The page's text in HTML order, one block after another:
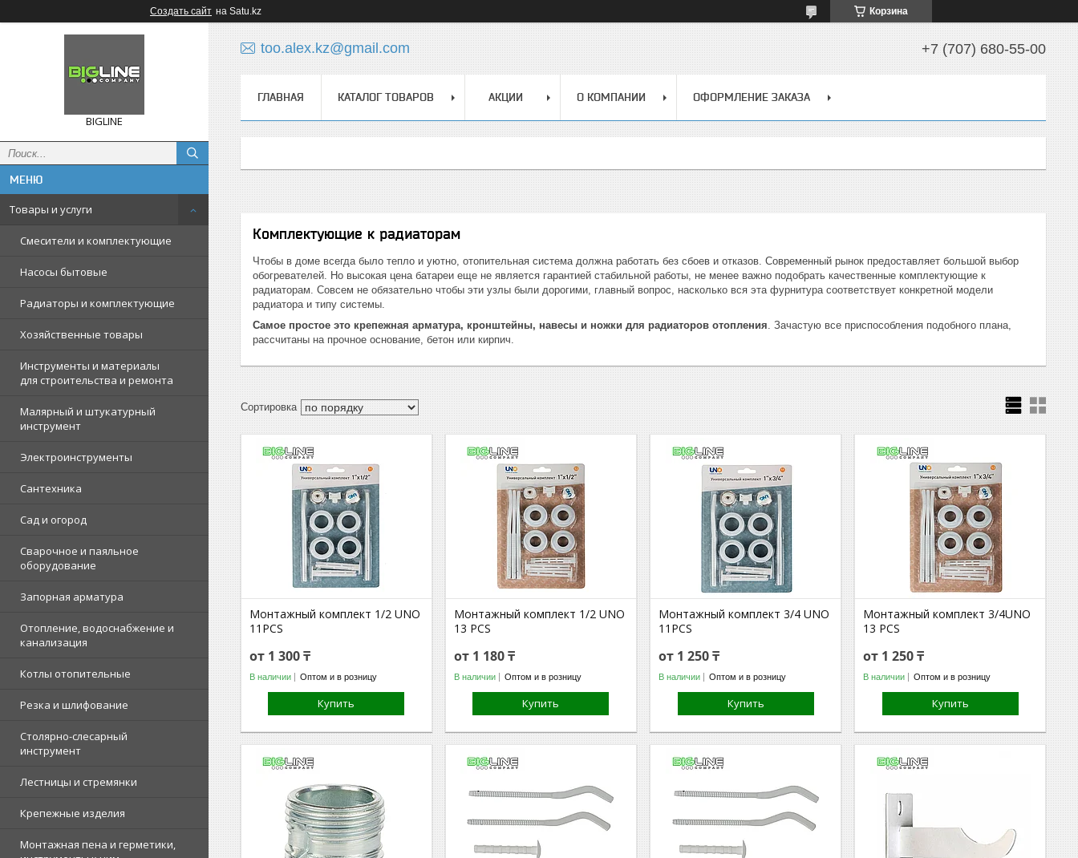
Создать сайт на Satu.kz Корзина
BIGLINE
Товары и услуги
Смесители и комплектующие
Насосы бытовые
Радиаторы и комплектующие
Хозяйственные товары
Инструменты и материалы
для строительства и ремонта
Малярный и штукатурный
инструмент
Электроинструменты
Сантехника
Сад и огород
Сварочное и паяльное
оборудование
Запорная арматура
Отопление, водоснабжение и
канализация
Котлы отопительные
Резка и шлифование
Столярно-слесарный
инструмент
Лестницы и стремянки
Крепежные изделия
Монтажная пена и герметики,
too.alex.kz@gmail.com +7 (707) 680-55-00
ГЛАВНАЯ КАТАЛОГ ТОВАРОВ АКЦИИ О КОМПАНИИ ОФОРМЛЕНИЕ ЗАКАЗА
Комплектующие к радиаторам
Чтобы в доме всегда было тепло и уютно, отопительная система должна работать без сбоев и отказов. Современный рынок предоставляет большой выбор
обогревателей. Но высокая цена батареи еще не является гарантией стабильной работы, не менее важно подобрать качественные комплектующие к
радиаторам. Совсем не обязательно чтобы эти узлы были дорогими, главный вопрос, насколько вся эта фурнитура соответствует конкретной модели
радиатора и типу системы.
Самое простое это крепежная арматура, кронштейны, навесы и ножки для радиаторов отопления. Зачастую все приспособления подобного плана,
рассчитаны на прочное основание, бетон или кирпич.
Монтажный комплект 1/2 UNO
11PCS
от 1 300 ₸
В наличии Оптом и в розницу
Купить
Mонтажный комплект 1/2 UNO
13 PCS
от 1 180 ₸
В наличии Оптом и в розницу
Купить
Монтажный комплект 3/4 UNO
11PCS
от 1 250 ₸
В наличии Оптом и в розницу
Купить
Mонтажный комплект 3/4UNO
13 PCS
от 1 250 ₸
В наличии Оптом и в розницу
Купить